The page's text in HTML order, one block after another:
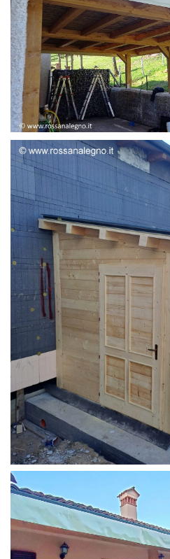
STRUTTURA ADDOSSATA
STRUTTURA ADDOSSATA PER